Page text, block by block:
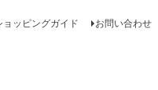
ョッピングガイド お問い合わせ